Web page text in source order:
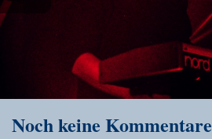
Noch keine Kommentare